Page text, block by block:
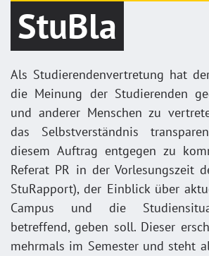
StuBla
Als Studierendenvertretung hat
die Meinung der Studierenden
und anderer Menschen zu
das Selbstverständnis
diesem Auftrag entgegen zu
Referat PR in der Vorlesungszeit
StuRapport), der Einblick über
Campus und die
betreffend, geben soll. Dieser
mehrmals im Semester und steht